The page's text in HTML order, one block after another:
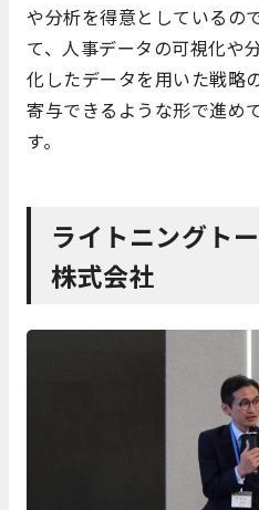
や分析を得意としているの
て、人事データの可視化や
化したデータを用いた戦略
寄与できるような形で進め
す。
ライトニングト
株式会社